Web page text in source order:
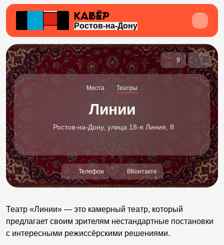
Ростов-на-Дону
9
Места Театры
Линии
Ростов-на-Дону, улица 18-я Линия, 8
Телефон ВКонтакте
Театр «Линии» — это камерный театр, который
предлагает своим зрителям нестандартные постановки
с интересными режиссёрскими решениями.